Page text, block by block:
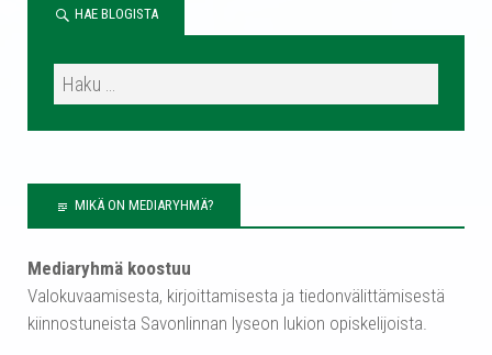
HAE BLOGISTA
MIKÄ ON MEDIARYHMÄ?
Mediaryhmä koostuu
Valokuvaamisesta, kirjoittamisesta ja tiedonvälittämisestä
kiinnostuneista Savonlinnan lyseon lukion opiskelijoista.